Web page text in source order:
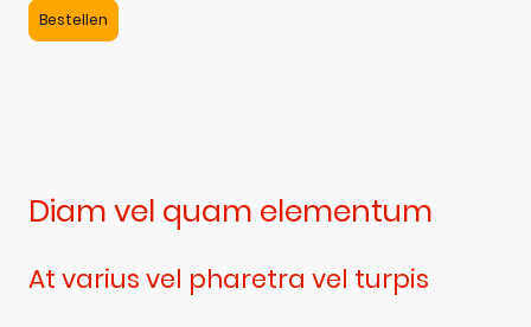
Bestellen
Diam vel quam elementum
At varius vel pharetra vel turpis